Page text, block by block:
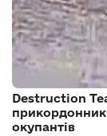
Destruction
окупантів